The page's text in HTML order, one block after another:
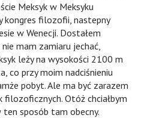
Meksyk w Meksyku
kongres filozofii, nastepny
w Wenecji. Dostałem
mam zamiaru jechać,
leży na wysokości 2100 m
co przy moim nadciśnieniu
pobyt. Ale ma być zarazem
filozoficznych. Otóż chciałbym
ten sposób tam obecny.